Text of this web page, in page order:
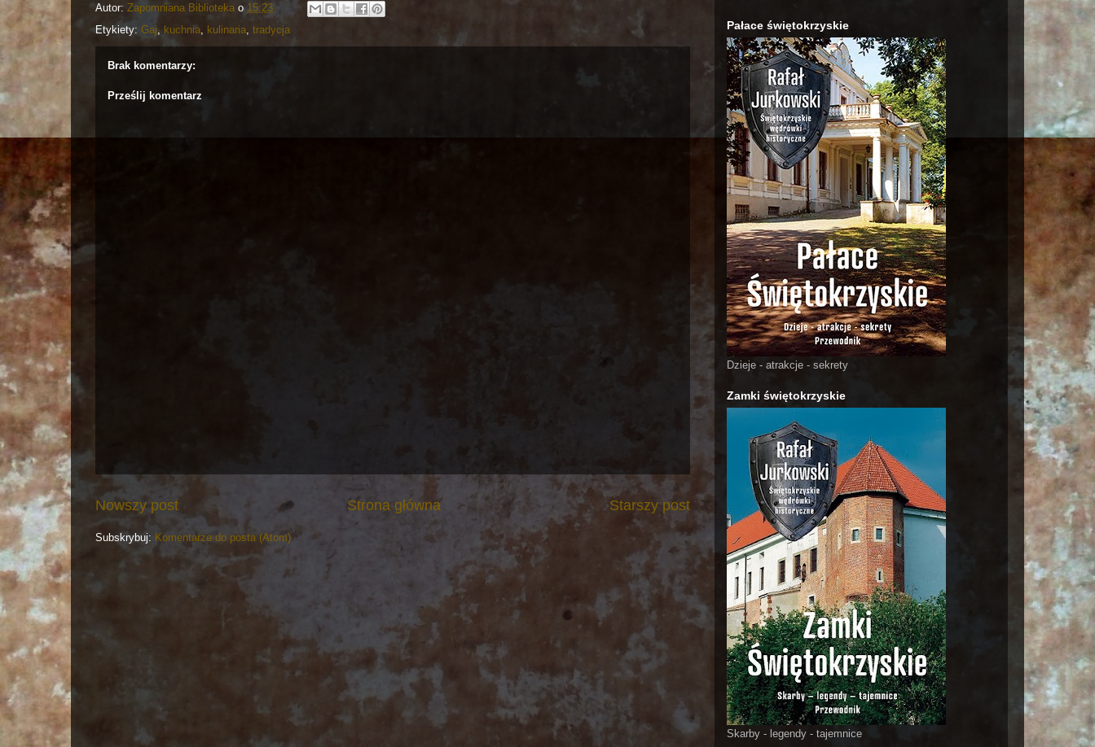
Autor: Zapomniana Biblioteka o 15:23
Etykiety: Gaj kuchnia kulinaria tradycja
Brak komentarzy:
Prześlij komentarz
Nowszy post Starszy post
Strona główna
Subskrybuj: Komentarze do posta (Atom)
Pałace świętokrzyskie
Dzieje - atrakcje - sekrety
Zamki świętokrzyskie
Skarby - legendy - tajemnice